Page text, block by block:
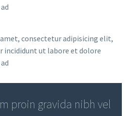
consectetur adipisicing elit,
incididunt ut labore et dolore
proin gravida nibh vel